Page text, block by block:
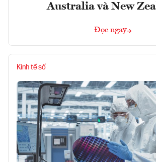
Australia và New
Đọc ngay
Kinh tế số